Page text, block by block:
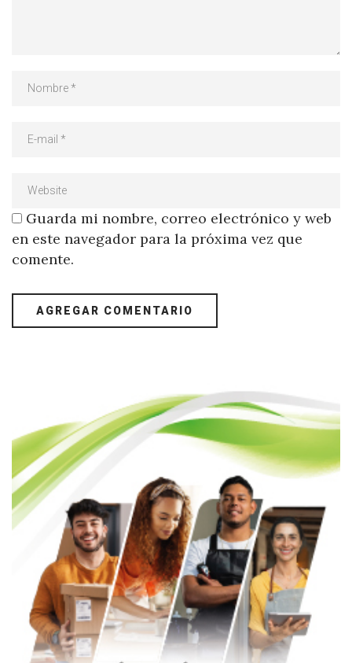
Guarda mi nombre, correo electrónico y web
en este navegador para la próxima vez que
comente.